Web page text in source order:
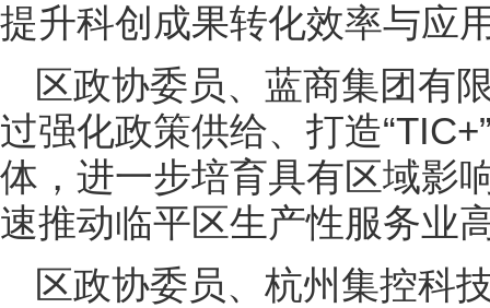
提升科创成果转化效率与应
区政协委员、蓝商集团有
过强化政策供给、打造
体，进一步培育具有区域影
速推动临平区生产性服务业
区政协委员、杭州集控科